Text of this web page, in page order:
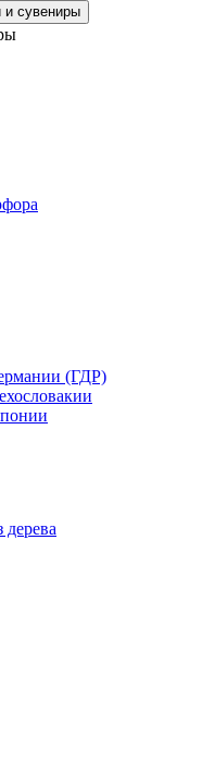
и сувениры
(ГДР)